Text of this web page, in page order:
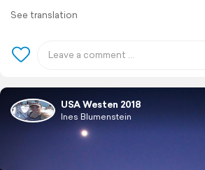
See translation
USA Westen 2018
Ines Blumenstein